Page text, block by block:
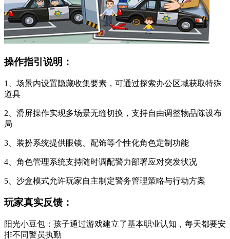
操作指引说明：
1、场景内设置隐藏收集要素，可通过探索办公区域获取特殊
道具
2、滑屏操作实现多场景无缝切换，支持自由调整物品陈设布
局
3、装扮系统提供眼镜、配饰等个性化角色定制功能
4、角色管理系统支持随时调配警力部署应对突发状况
5、沙盒模式允许玩家自主制定警务管理策略与行动方案
玩家真实反馈：
阳光小豆包：孩子通过游戏建立了基本职业认知，每天都要安
排不同警员执勤